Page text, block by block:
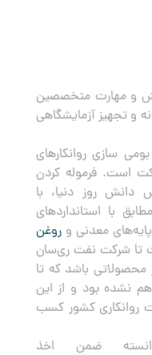
و مهارت متخصصین
کارخانه و تجهیز آزمایشگاهی
سازی روانکارهای
است. فرموله کردن
روز دنیا، با
با استانداردهای
پایه‌های معدنی وروغن
تا شرکت نفت ری‌سان
محصولاتی باشد که تا
نشده بود و از این
روانکاری کشور کسب
ضمن اخذ